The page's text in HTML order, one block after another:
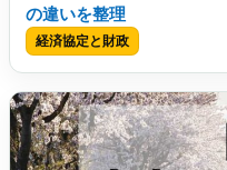
の違いを整理
経済協定と財政